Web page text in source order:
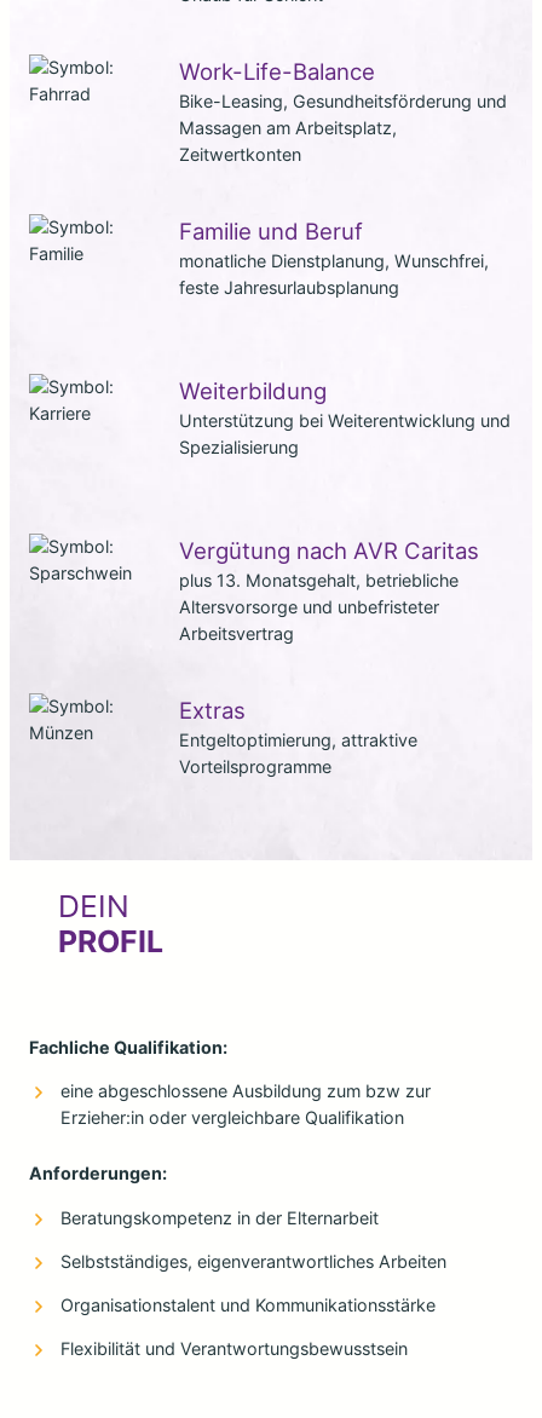
Work-Life-Balance
Bike-Leasing, Gesundheitsförderung und
Massagen am Arbeitsplatz,
Zeitwertkonten
Familie und Beruf
monatliche Dienstplanung, Wunschfrei,
feste Jahresurlaubsplanung
Weiterbildung
Unterstützung bei Weiterentwicklung und
Spezialisierung
Vergütung nach AVR Caritas
plus 13. Monatsgehalt, betriebliche
Altersvorsorge und unbefristeter
Arbeitsvertrag
Extras
Entgeltoptimierung, attraktive
Vorteilsprogramme
DEIN
PROFIL
Fachliche Qualifikation:
eine abgeschlossene Ausbildung zum bzw zur
Erzieher:in oder vergleichbare Qualifikation
Anforderungen:
Beratungskompetenz in der Elternarbeit
Selbstständiges, eigenverantwortliches Arbeiten
Organisationstalent und Kommunikationsstärke
Flexibilität und Verantwortungsbewusstsein